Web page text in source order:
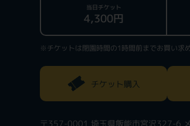
当日チケット
4,300円
※チケットは閉園時間の1時間前までお買い求
チケット購入
〒357-0001 埼玉県飯能市宮沢327-6